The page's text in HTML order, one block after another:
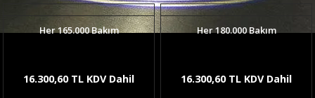
Her 165.000 Bakım
16.300,60 TL KDV Dahil
Her 180.000 Bakım
16.300,60 TL KDV Dahil